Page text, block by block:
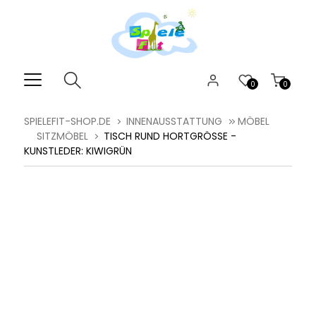
0
0
SPIELEFIT-SHOP.DE INNENAUSSTATTUNG
MÖBEL
SITZMÖBEL
TISCH RUND HORTGRÖSSE - K
UNSTLEDER: KIWIGRÜN